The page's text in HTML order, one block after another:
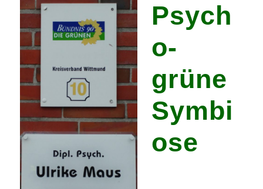
Psych
o-
grüne
Symbi
ose